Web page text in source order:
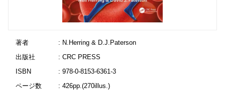
著者
: N.Herring & D.J.Paterson
出版社
: CRC PRESS
ISBN
: 978-0-8153-6361-3
ページ数
: 426pp.(270illus.)